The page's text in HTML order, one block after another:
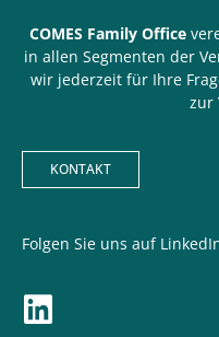
COMES Family Office
in allen Segmenten der
wir jederzeit für Ihre
zur
KONTAKT
Folgen Sie uns auf